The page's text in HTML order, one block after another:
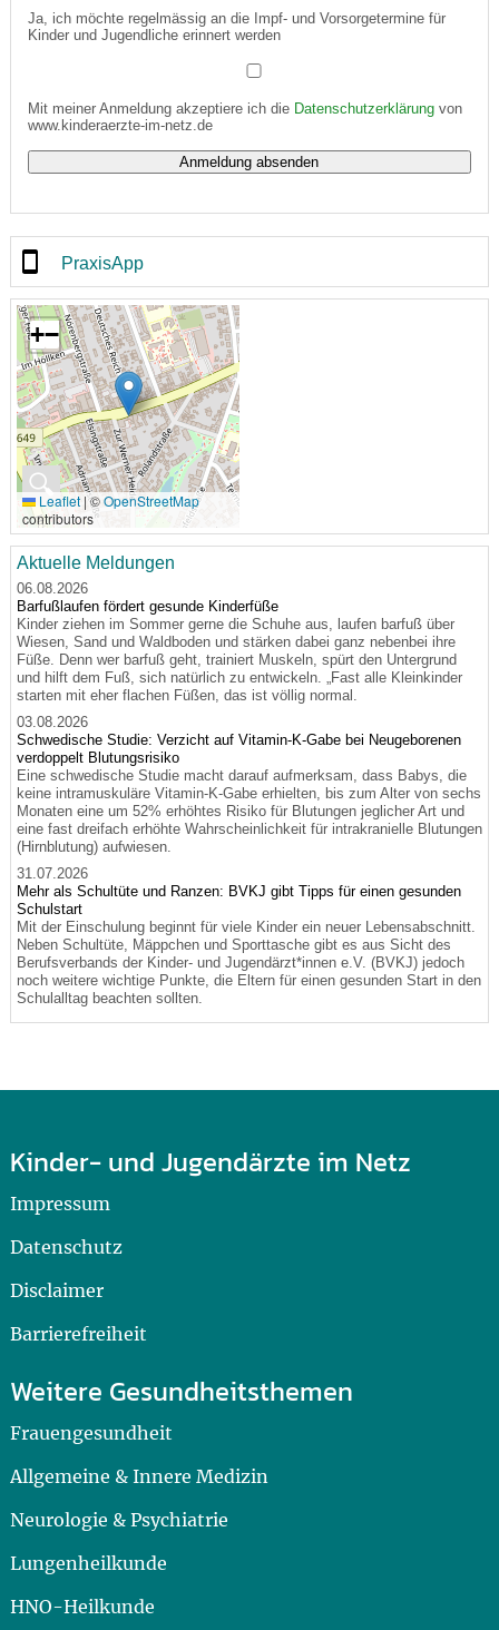
Ja, ich möchte regelmässig an die Impf- und Vorsorgetermine für
Kinder und Jugendliche erinnert werden
Mit meiner Anmeldung akzeptiere ich die Datenschutzerklärungvon
www.kinderaerzte-im-netz.de
PraxisApp
🔍
+−
Leaflet |©OpenStreetMap
contributors
Aktuelle Meldungen
06.08.2026
Barfußlaufen fördert gesunde Kinderfüße
Kinder ziehen im Sommer gerne die Schuhe aus, laufen barfuß über
Wiesen, Sand und Waldboden und stärken dabei ganz nebenbei ihre
Füße. Denn wer barfuß geht, trainiert Muskeln, spürt den Untergrund
und hilft dem Fuß, sich natürlich zu entwickeln. „Fast alle Kleinkinder
starten mit eher flachen Füßen, das ist völlig normal.
03.08.2026
Schwedische Studie: Verzicht auf Vitamin-K-Gabe bei Neugeborenen
verdoppelt Blutungsrisiko
Eine schwedische Studie macht darauf aufmerksam, dass Babys, die
keine intramuskuläre Vitamin-K-Gabe erhielten, bis zum Alter von sechs
Monaten eine um 52% erhöhtes Risiko für Blutungen jeglicher Art und
eine fast dreifach erhöhte Wahrscheinlichkeit für intrakranielle Blutungen
(Hirnblutung) aufwiesen.
31.07.2026
Mehr als Schultüte und Ranzen: BVKJ gibt Tipps für einen gesunden
Schulstart
Mit der Einschulung beginnt für viele Kinder ein neuer Lebensabschnitt.
Neben Schultüte, Mäppchen und Sporttasche gibt es aus Sicht des
Berufsverbands der Kinder- und Jugendärzt*innen e.V. (BVKJ) jedoch
noch weitere wichtige Punkte, die Eltern für einen gesunden Start in den
Schulalltag beachten sollten.
Kinder- und Jugendärzte im Netz
Impressum
Datenschutz
Disclaimer
Barrierefreiheit
Weitere Gesundheitsthemen
Frauengesundheit
Allgemeine & Innere Medizin
Neurologie & Psychiatrie
Lungenheilkunde
HNO-Heilkunde